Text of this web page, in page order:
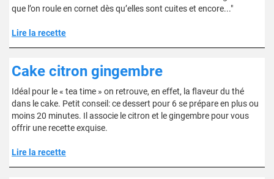
que l’on roule en cornet dès qu’elles sont cuites et encore..."
Lire la recette
Cake citron gingembre
Idéal pour le « tea time » on retrouve, en effet, la flaveur du thé
dans le cake. Petit conseil: ce dessert pour 6 se prépare en plus ou
moins 20 minutes. Il associe le citron et le gingembre pour vous
offrir une recette exquise.
Lire la recette